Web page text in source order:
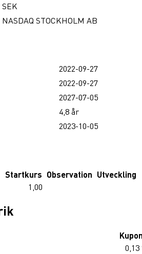
SEK
NASDAQ STOCKHOLM AB
2022-09-27
2022-09-27
2027-07-05
4,8 år
2023-10-05
Startkurs Observation Utveckling
1,00
0,13